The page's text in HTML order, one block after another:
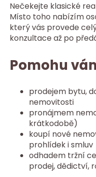
Nečekejte klasické
Místo toho nabízím
který vás provede
konzultace až po
Pomohu
prodejem bytu,
nemovitosti
pronájmem
krátkodobě)
koupí nové
prohlídek i smluv
odhadem tržní
prodej, dědictví,